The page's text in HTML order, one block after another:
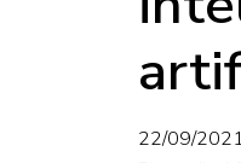
22/09/